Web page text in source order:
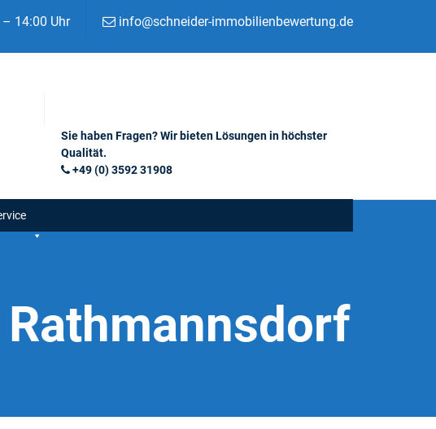
14:00 Uhr info@schneider-immobilienbewertung.de
Sie haben Fragen? Wir bieten Lösungen in höchster
Qualität.
+49 (0) 3592 31908